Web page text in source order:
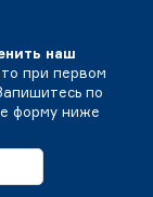
наш
при первом
по
форму ниже